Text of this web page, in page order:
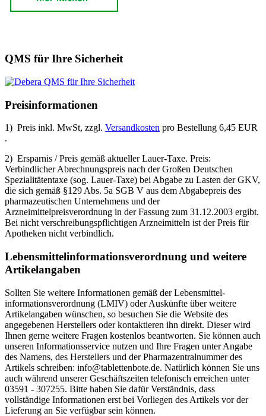
QMS für Ihre Sicherheit
Preisinformationen
1) Preis inkl. MwSt, zzgl. Versandkosten pro Bestellung 6,45 EUR
.
2) Ersparnis / Preis gemäß aktueller Lauer-Taxe. Preis:
Verbindlicher Abrechnungspreis nach der Großen Deutschen
Spezialitätentaxe (sog. Lauer-Taxe) bei Abgabe zu Lasten der GKV,
die sich gemäß §129 Abs. 5a SGB V aus dem Abgabepreis des
pharmazeutischen Unternehmens und der
Arzneimittelpreisverordnung in der Fassung zum 31.12.2003 ergibt.
Bei nicht verschreibungspflichtigen Arzneimitteln ist der Preis für
Apotheken nicht verbindlich.
Lebensmittel­informations­verordnung und weitere
Artikelangaben
Sollten Sie weitere Informationen gemäß der Lebensmittel­
informations­verordnung (LMIV) oder Auskünfte über weitere
Artikelangaben wünschen, so besuchen Sie die Website des
angegebenen Herstellers oder kontaktieren ihn direkt. Dieser wird
Ihnen gerne weitere Fragen kostenlos beantworten. Sie können auch
unseren Informationsservice nutzen und Ihre Fragen unter Angabe
des Namens, des Herstellers und der Pharmazentralnummer des
Artikels schreiben: info@tablettenbote.de. Natürlich können Sie uns
auch während unserer Geschäftszeiten telefonisch erreichen unter
03591 - 307255. Bitte haben Sie dafür Verständnis, dass
vollständige Informationen erst bei Vorliegen des Artikels vor der
Lieferung an Sie verfügbar sein können.